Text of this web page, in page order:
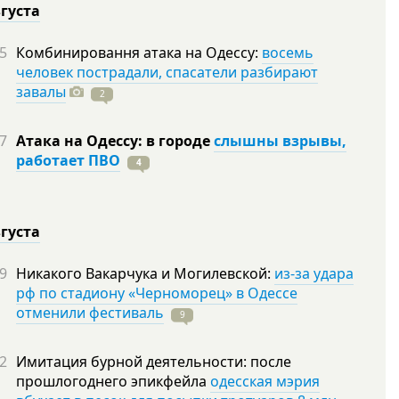
Комбинировання атака на Одессу: восемь
человек пострадали, спасатели разбирают
завалы
2
Атака на Одессу: в городеслышны взрывы,
работает ПВО
4
Никакого Вакарчука и Могилевской: из-за удара
рф по стадиону «Черноморец» в Одессе
отменили фестиваль
9
Имитация бурной деятельности: после
прошлогоднего эпикфейла одесская мэрия